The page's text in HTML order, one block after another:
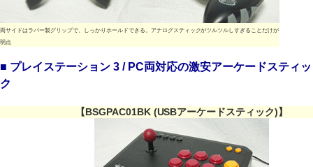
両サイドはラバー製グリップで、しっかりホールドできる。アナログスティックがツルツルしすぎることだけが
弱点
■ プレイステーション 3 / PC両対応の激安アーケードスティッ
ク
【BSGPAC01BK (USBアーケードスティック)】